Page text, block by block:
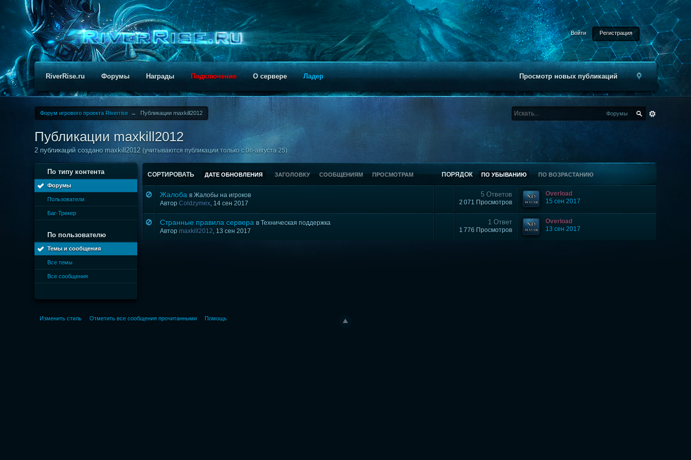
Войти Регистрация
Просмотр новых публикаций
RiverRise.ru Форумы Награды Подключение О сервере Ладер
Форум игрового проекта Riverrise → Публикации maxkill2012 Форумы
Публикации maxkill2012
2 публикаций создано maxkill2012(учитываются публикации только с 06-августа 25)
По типу контента
Форумы
Пользователи
Баг-Трекер
По пользователю
Темы и сообщения
Все темы
Все сообщения
СОРТИРОВАТЬ ДАТЕ ОБНОВЛЕНИЯ ЗАГОЛОВКУ СООБЩЕНИЯМ ПРОСМОТРАМ ПОРЯДОК ПО УБЫВАНИЮ ПО ВОЗРАСТАНИЮ
Жалоба в Жалобы на игроков
АвторColdzymex, 14 сен 2017
5 Ответов
2 071 Просмотров
Overload
15 сен 2017
Странные правила сервера в Техническая поддержка
Автор maxkill2012, 13 сен 2017
1 Ответ
1 776 Просмотров
Overload
13 сен 2017
Изменить стиль Отметить все сообщения прочитанными Помощь